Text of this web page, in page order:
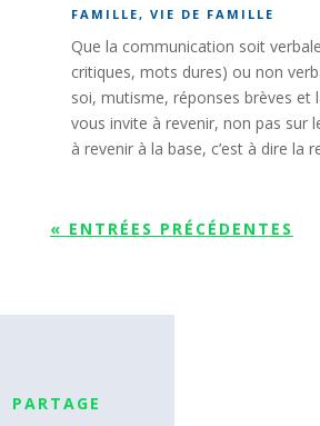
FAMILLE, VIE DE FAMILLE
Que la communication soit
critiques, mots dures) ou non
soi, mutisme, réponses brèves et
vous invite à revenir, non pas sur
à revenir à la base, c’est à dire la
« ENTRÉES PRÉCÉDENTES
PARTAGE